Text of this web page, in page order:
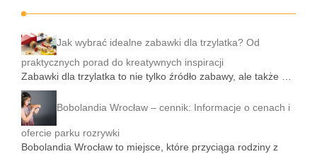
Jak wybrać idealne zabawki dla trzylatka? Od
praktycznych porad do kreatywnych inspiracji
Zabawki dla trzylatka to nie tylko źródło zabawy, ale także …
Bobolandia Wrocław – cennik: Informacje o cenach i
ofercie parku rozrywki
Bobolandia Wrocław to miejsce, które przyciąga rodziny z